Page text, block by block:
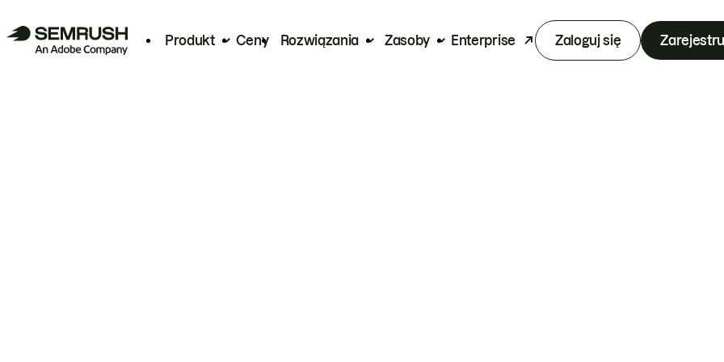
Produkt Ceny Rozwiązania Zasoby Enterprise Zaloguj się